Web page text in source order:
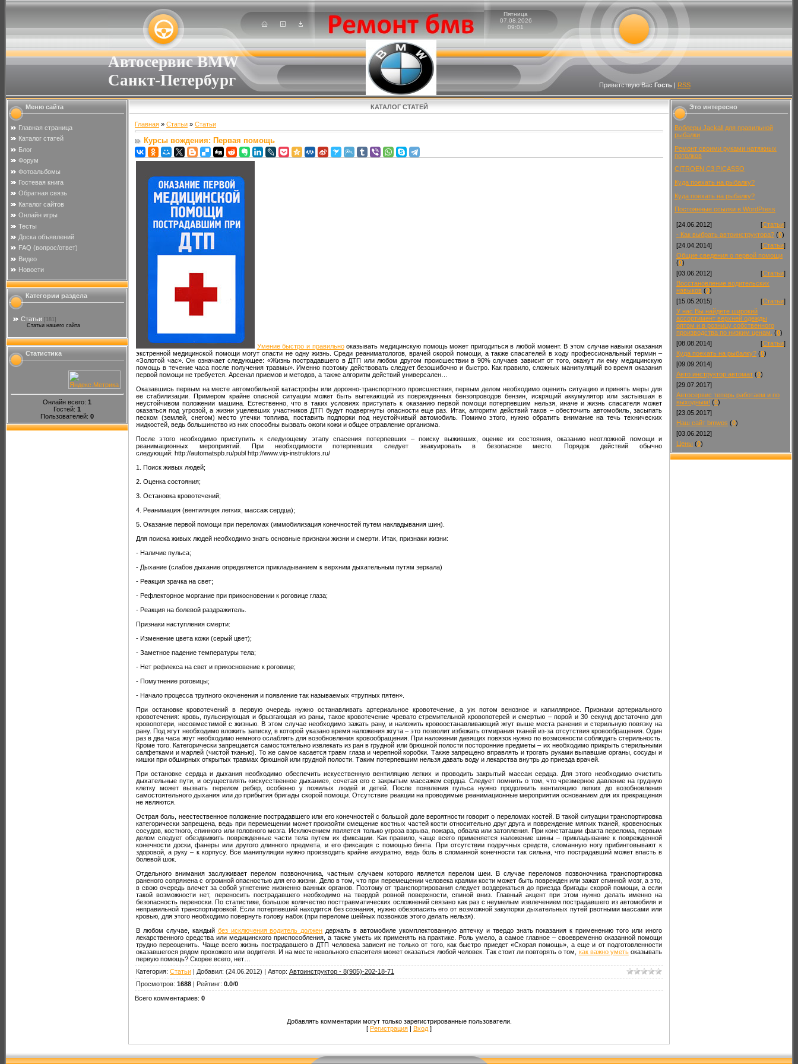
Автосервис BMW
Санкт-Петербург
Пятница
07.08.2026
09:01
Приветствую Вас Гость| RSS
Меню сайта
Главная страница
Каталог статей
Блог
Форум
Фотоальбомы
Гостевая книга
Обратная связь
Каталог сайтов
Онлайн игры
Тесты
Доска объявлений
FAQ (вопрос/ответ)
Видео
Новости
Категории раздела
Статьи
[181]
Статьи нашего сайта
Статистика
Онлайн всего: 1
Гостей: 1
Пользователей: 0
КАТАЛОГ СТАТЕЙ
Главная » Статьи » Статьи
Курсы вождения: Первая помощь
Умение быстро и правильнооказывать медицинскую помощь может пригодиться в любой момент. В этом случае навыки оказания
экстренной медицинской помощи могут спасти не одну жизнь. Среди реаниматологов, врачей скорой помощи, а также спасателей в ходу профессиональный термин –
«Золотой час». Он означает следующее: «Жизнь пострадавшего в ДТП или любом другом происшествии в 90% случаев зависит от того, окажут ли ему медицинскую
помощь в течение часа после получения травмы». Именно поэтому действовать следует безошибочно и быстро. Как правило, сложных манипуляций во время оказания
первой помощи не требуется. Арсенал приемов и методов, а также алгоритм действий универсален…
Оказавшись первым на месте автомобильной катастрофы или дорожно-транспортного происшествия, первым делом необходимо оценить ситуацию и принять меры для
ее стабилизации. Примером крайне опасной ситуации может быть вытекающий из поврежденных бензопроводов бензин, искрящий аккумулятор или застывшая в
неустойчивом положении машина. Естественно, что в таких условиях приступать к оказанию первой помощи потерпевшим нельзя, иначе и жизнь спасателя может
оказаться под угрозой, а жизни уцелевших участников ДТП будут подвергнуты опасности еще раз. Итак, алгоритм действий таков – обесточить автомобиль, засыпать
песком (землей, снегом) место утечки топлива, поставить подпорки под неустойчивый автомобиль. Помимо этого, нужно обратить внимание на течь технических
жидкостей, ведь большинство из них способны вызвать ожоги кожи и общее отравление организма.
После этого необходимо приступить к следующему этапу спасения потерпевших – поиску выживших, оценке их состояния, оказанию неотложной помощи и
реанимационных мероприятий. При необходимости потерпевших следует эвакуировать в безопасное место. Порядок действий обычно
следующий: http://automatspb.ru/publ http://www.vip-instruktors.ru/
1. Поиск живых людей;
2. Оценка состояния;
3. Остановка кровотечений;
4. Реанимация (вентиляция легких, массаж сердца);
5. Оказание первой помощи при переломах (иммобилизация конечностей путем накладывания шин).
Для поиска живых людей необходимо знать основные признаки жизни и смерти. Итак, признаки жизни:
- Наличие пульса;
- Дыхание (слабое дыхание определяется прикладыванием к верхним дыхательным путям зеркала)
- Реакция зрачка на свет;
- Рефлекторное моргание при прикосновении к роговице глаза;
- Реакция на болевой раздражитель.
Признаки наступления смерти:
- Изменение цвета кожи (серый цвет);
- Заметное падение температуры тела;
- Нет рефлекса на свет и прикосновение к роговице;
- Помутнение роговицы;
- Начало процесса трупного окоченения и появление так называемых «трупных пятен».
При остановке кровотечений в первую очередь нужно останавливать артериальное кровотечение, а уж потом венозное и капиллярное. Признаки артериального
кровотечения: кровь, пульсирующая и брызгающая из раны, такое кровотечение чревато стремительной кровопотерей и смертью – порой и 30 секунд достаточно для
кровопотери, несовместимой с жизнью. В этом случае необходимо зажать рану, и наложить кровоостанавливающий жгут выше места ранения и стерильную повязку на
рану. Под жгут необходимо вложить записку, в которой указано время наложения жгута – это позволит избежать отмирания тканей из-за отсутствия кровообращения. Один
раз в два часа жгут необходимо немного ослаблять для возобновления кровообращения. При наложении давящих повязок нужно по возможности соблюдать стерильность.
Кроме того. Категорически запрещается самостоятельно извлекать из ран в грудной или брюшной полости посторонние предметы – их необходимо прикрыть стерильными
салфетками и марлей (чистой тканью). То же самое касается травм глаза и черепной коробки. Также запрещено вправлять и трогать руками выпавшие органы, сосуды и
кишки при обширных открытых травмах брюшной или грудной полости. Таким потерпевшим нельзя давать воду и лекарства внутрь до приезда врачей.
При остановке сердца и дыхания необходимо обеспечить искусственную вентиляцию легких и проводить закрытый массаж сердца. Для этого необходимо очистить
дыхательные пути, и осуществлять «искусственное дыхание», сочетая его с закрытым массажем сердца. Следует помнить о том, что чрезмерное давление на грудную
клетку может вызвать перелом ребер, особенно у пожилых людей и детей. После появления пульса нужно продолжить вентиляцию легких до возобновления
самостоятельного дыхания или до прибытия бригады скорой помощи. Отсутствие реакции на проводимые реанимационные мероприятия основанием для их прекращения
не являются.
Острая боль, неестественное положение пострадавшего или его конечностей с большой доле вероятности говорит о переломах костей. В такой ситуации транспортировка
категорически запрещена, ведь при перемещении может произойти смещение костных частей кости относительно друг друга и повреждение мягких тканей, кровеносных
сосудов, костного, спинного или головного мозга. Исключением является только угроза взрыва, пожара, обвала или затопления. При констатации факта перелома, первым
делом следует обездвижить поврежденные части тела путем их фиксации. Как правило, чаще всего применяется наложение шины – прикладывание к поврежденной
конечности доски, фанеры или другого длинного предмета, и его фиксация с помощью бинта. При отсутствии подручных средств, сломанную ногу прибинтовывают к
здоровой, а руку – к корпусу. Все манипуляции нужно производить крайне аккуратно, ведь боль в сломанной конечности так сильна, что пострадавший может впасть в
болевой шок.
Отдельного внимания заслуживает перелом позвоночника, частным случаем которого является перелом шеи. В случае переломов позвоночника транспортировка
раненого сопряжена с огромной опасностью для его жизни. Дело в том, что при перемещении человека краями кости может быть поврежден или зажат спинной мозг, а это,
в свою очередь влечет за собой угнетение жизненно важных органов. Поэтому от транспортирования следует воздержаться до приезда бригады скорой помощи, а если
такой возможности нет, переносить пострадавшего необходимо на твердой ровной поверхности, спиной вниз. Главный акцент при этом нужно делать именно на
безопасность переноски. По статистике, большое количество посттравматических осложнений связано как раз с неумелым извлечением пострадавшего из автомобиля и
неправильной транспортировкой. Если потерпевший находится без сознания, нужно обезопасить его от возможной закупорки дыхательных путей рвотными массами или
кровью, для этого необходимо повернуть голову набок (при переломе шейных позвонков этого делать нельзя).
В любом случае, каждый без исключения водитель должен держать в автомобиле укомплектованную аптечку и твердо знать показания к применению того или иного
лекарственного средства или медицинского приспособления, а также уметь их применять на практике. Роль умело, а самое главное – своевременно оказанной помощи
трудно переоценить. Чаще всего жизнь пострадавшего в ДТП человека зависит не только от того, как быстро приедет «Скорая помощь», а еще и от подготовленности
оказавшегося рядом прохожего или водителя. И на месте невольного спасителя может оказаться любой человек. Так стоит ли повторять о том, как важно уметьоказывать
первую помощь? Скорее всего, нет…
Категория: Статьи | Добавил: (24.06.2012) | Автор: Автоинструктор - 8(905)-202-18-71
Просмотров: 1688 | Рейтинг: 0.0/0
Всего комментариев: 0
Добавлять комментарии могут только зарегистрированные пользователи.
[ Регистрация | Вход ]
Это интересно
Воблеры Jackall для правильной
рыбалки
Ремонт своими руками натяжных
потолков
CITROEN C3 PICASSO
Куда поехать на рыбалку?
Куда поехать на рыбалку?
Постоянные ссылки в WordPress
[24.06.2012] [Статьи]
- Как выбрать автоинструктора? (0)
[24.04.2014]
[Статьи]
Общие сведения о первой помощи
(0)
[03.06.2012]
[Статьи]
Восстановление водительских
навыков (0)
[15.05.2015]
[Статьи]
У нас Вы найдете широкий
ассортимент верхней одежды
оптом и в розницу собственного
производства по низким ценам. (0)
[08.08.2014]
[Статьи]
Куда поехать на рыбалку? (0)
[09.09.2014]
Авто инструктор автомат (0)
[29.07.2017]
Автосервис теперь работаем и по
выходным! (0)
[23.05.2017]
Наш сайт bmwos (0)
[03.06.2012]
Цены (0)